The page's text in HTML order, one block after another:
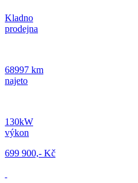
Kladno
prodejna
68997 km
najeto
130kW
výkon
699 900,- Kč